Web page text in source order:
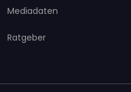
Mediadaten
Ratgeber